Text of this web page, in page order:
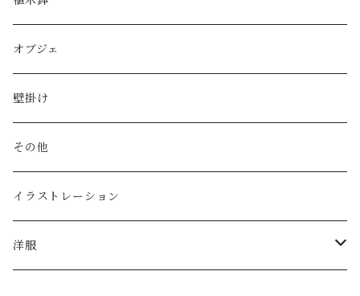
片口
湯呑み・カップ
酒器
その他
ゴブレット
オブジェ
壁掛け
その他
イラストレーション
洋服